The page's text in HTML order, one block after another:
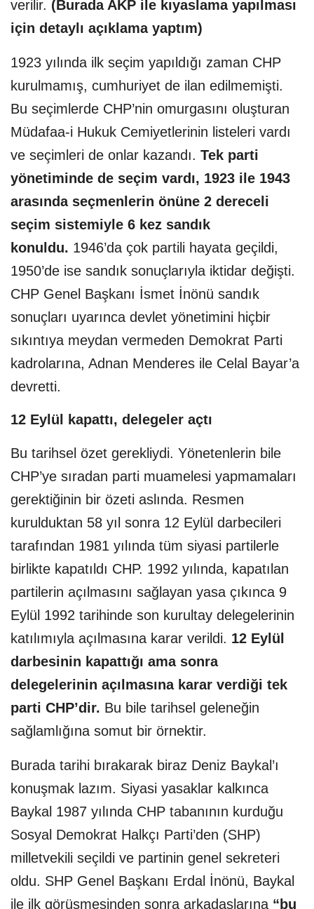
verilir. (Burada AKP ile kıyaslama yapılması
için detaylı açıklama yaptım)
1923 yılında ilk seçim yapıldığı zaman CHP
kurulmamış, cumhuriyet de ilan edilmemişti.
Bu seçimlerde CHP’nin omurgasını oluşturan
Müdafaa-i Hukuk Cemiyetlerinin listeleri vardı
ve seçimleri de onlar kazandı. Tek parti
yönetiminde de seçim vardı, 1923 ile 1943
arasında seçmenlerin önüne 2 dereceli
seçim sistemiyle 6 kez sandık
konuldu. 1946’da çok partili hayata geçildi,
1950’de ise sandık sonuçlarıyla iktidar değişti.
CHP Genel Başkanı İsmet İnönü sandık
sonuçları uyarınca devlet yönetimini hiçbir
sıkıntıya meydan vermeden Demokrat Parti
kadrolarına, Adnan Menderes ile Celal Bayar’a
devretti.
12 Eylül kapattı, delegeler açtı
Bu tarihsel özet gerekliydi. Yönetenlerin bile
CHP’ye sıradan parti muamelesi yapmamaları
gerektiğinin bir özeti aslında. Resmen
kurulduktan 58 yıl sonra 12 Eylül darbecileri
tarafından 1981 yılında tüm siyasi partilerle
birlikte kapatıldı CHP. 1992 yılında, kapatılan
partilerin açılmasını sağlayan yasa çıkınca 9
Eylül 1992 tarihinde son kurultay delegelerinin
katılımıyla açılmasına karar verildi. 12 Eylül
darbesinin kapattığı ama sonra
delegelerinin açılmasına karar verdiği tek
parti CHP’dir. Bu bile tarihsel geleneğin
sağlamlığına somut bir örnektir.
Burada tarihi bırakarak biraz Deniz Baykal’ı
konuşmak lazım. Siyasi yasaklar kalkınca
Baykal 1987 yılında CHP tabanının kurduğu
Sosyal Demokrat Halkçı Parti’den (SHP)
milletvekili seçildi ve partinin genel sekreteri
oldu. SHP Genel Başkanı Erdal İnönü, Baykal
ile ilk görüşmesinden sonra arkadaşlarına “bu